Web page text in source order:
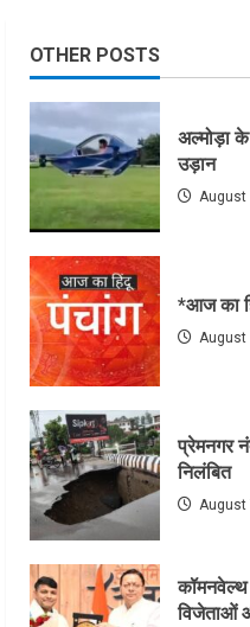
OTHER POSTS
अल्मोड़ा के
उड़ान
August
*आज का
August
प्रेमनगर
निलंबित
August
विजेताओं